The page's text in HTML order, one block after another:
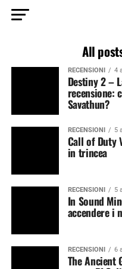
All
RECENSIONI 4
Destiny 2 –
recensione:
Savathun?
RECENSIONI 5
Call of Duty
in trincea
RECENSIONI 5
In Sound
accendere i
RECENSIONI 6
The Ancient